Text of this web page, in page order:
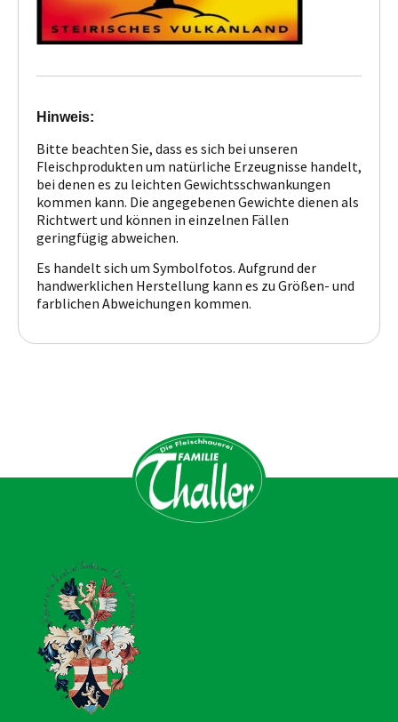
Hinweis:
Bitte beachten Sie, dass es sich bei unseren
Fleischprodukten um natürliche Erzeugnisse handelt,
bei denen es zu leichten Gewichtsschwankungen
kommen kann. Die angegebenen Gewichte dienen als
Richtwert und können in einzelnen Fällen
geringfügig abweichen.
Es handelt sich um Symbolfotos. Aufgrund der
handwerklichen Herstellung kann es zu Größen- und
farblichen Abweichungen kommen.